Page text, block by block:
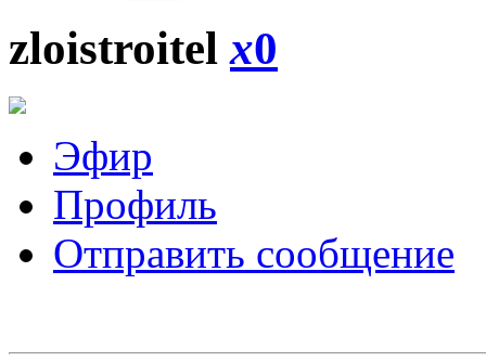
zloistroitelx0
Эфир
Профиль
Отправить сообщение